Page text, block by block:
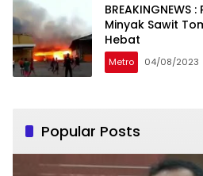
Minyak Sawit
Hebat
Metro 04/08/2023
Popular Posts